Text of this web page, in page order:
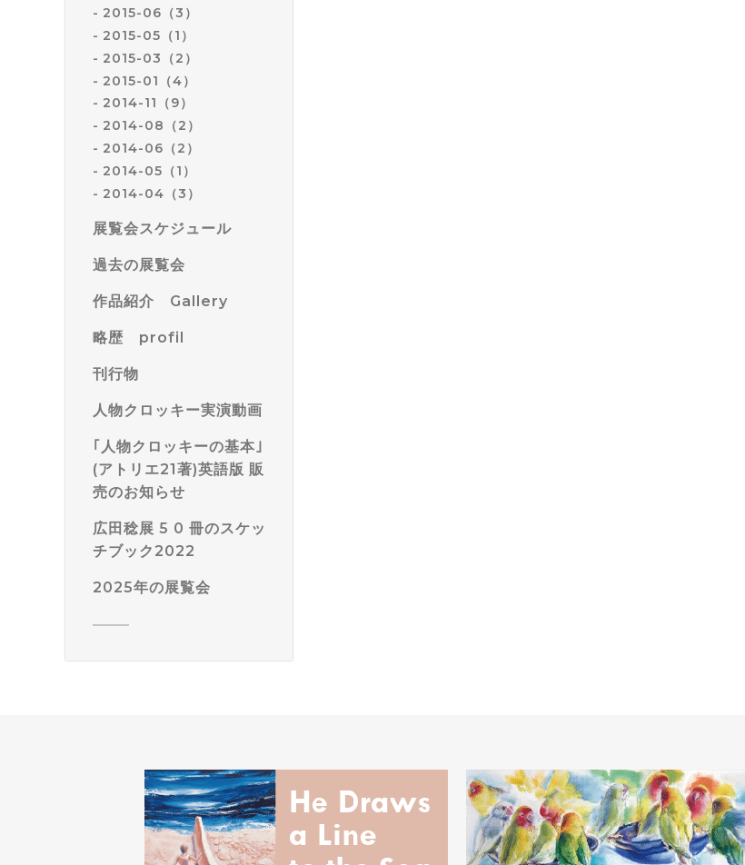
2015-06（3）
2015-05（1）
2015-03（2）
2015-01（4）
2014-11（9）
2014-08（2）
2014-06（2）
2014-05（1）
2014-04（3）
展覧会スケジュール
過去の展覧会
作品紹介 Gallery
略歴 profil
刊行物
人物クロッキー実演動画
｢人物クロッキーの基本｣
(アトリエ21著)英語版 販
売のお知らせ
広田稔展 5 0 冊のスケッ
チブック2022
2025年の展覧会